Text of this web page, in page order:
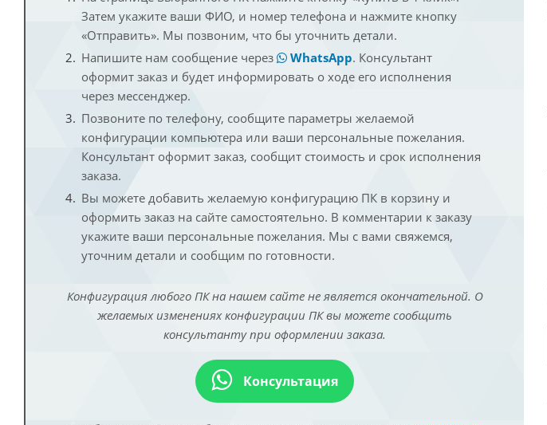
Затем укажите ваши ФИО, и номер телефона и нажмите кнопку
«Отправить». Мы позвоним, что бы уточнить детали.
Напишите нам сообщение через
WhatsApp. Консультант
оформит заказ и будет информировать о ходе его исполнения
через мессенджер.
Позвоните по телефону, сообщите параметры желаемой
конфигурации компьютера или ваши персональные пожелания.
Консультант оформит заказ, сообщит стоимость и срок исполнения
заказа.
Вы можете добавить желаемую конфигурацию ПК в корзину и
оформить заказ на сайте самостоятельно. В комментарии к заказу
укажите ваши персональные пожелания. Мы с вами свяжемся,
уточним детали и сообщим по готовности.
Конфигурация любого ПК на нашем сайте не является окончательной. О
желаемых изменениях конфигурации ПК вы можете сообщить
консультанту при оформлении заказа.
Консультация